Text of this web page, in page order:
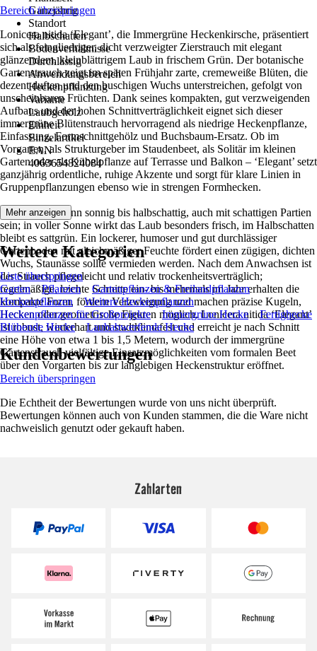
Ganzjährig
Standort
Halbschatten
Bodenverhältnisse
Durchlässig
Anwendungsbereich
Heckenpflanzung
Variante
Laubgehölz
Einheit
Einzelartikel
EAN
4063654824084
Bereich überspringen
Lonicera nitida ‘Elegant’, die Immergrüne Heckenkirsche, präsentiert
sich als feingliedriger, dicht verzweigter Zierstrauch mit elegant
glänzendem, kleinblättrigem Laub in frischem Grün. Der botanische
Gartenstrauch zeigt im späten Frühjahr zarte, cremeweiße Blüten, die
dezent duften und den buschigen Wuchs unterstreichen, gefolgt von
unscheinbaren Früchten. Dank seines kompakten, gut verzweigenden
Aufbaus und der hohen Schnittverträglichkeit eignet sich dieser
immergrüne Blütenstrauch hervorragend als niedrige Heckenpflanze,
Einfassung, Formschnittgehölz und Buchsbaum-Ersatz. Ob im
Vorgarten, als Strukturgeber im Staudenbeet, als Solitär im kleinen
Garten oder als Kübelpflanze auf Terrasse und Balkon – ‘Elegant’ setzt
ganzjährig ordentliche, ruhige Akzente und sorgt für klare Linien in
Gruppenpflanzungen ebenso wie in strengen Formhecken.
Der Standort kann sonnig bis halbschattig, auch mit schattigen Partien
sein; in voller Sonne wirkt das Laub besonders frisch, im Halbschatten
bleibt es sattgrün. Ein lockerer, humoser und gut durchlässiger
Gartenboden mit gleichmäßiger Feuchte fördert einen zügigen, dichten
Wuchs, Staunässe sollte vermieden werden. Nach dem Anwachsen ist
der Strauch pflegeleicht und relativ trockenheitsverträglich;
regelmäßige, leichte Schnitte ein- bis mehrmals im Jahr erhalten die
kompakte Form, fördern Verzweigung und machen präzise Kugeln,
Hecken oder geometrische Figuren möglich. Lonicera nitida ‘Elegant’
ist robust, winterhart und stadtklimafest und erreicht je nach Schnitt
eine Höhe von etwa 1 bis 1,5 Metern, wodurch der immergrüne
Gartenstrauch vielfältige Einsatzmöglichkeiten vom formalen Beet
über den Vorgarten bis zur langlebigen Heckenstruktur eröffnet.
Mehr anzeigen
Weitere Kategorien
Liste überspringen
Garten
Pflanzen
Gartenpflanzen & Freilandpflanzen
Heckenpflanzen
Weitere Heckenpflanzen
Heckenpflanzen für Großprojekte
Immergrüne Hecke
Fertighecke
Blühende Hecke
Laubabwerfende Hecke
Kundenbewertungen
Bereich überspringen
Die Echtheit der Bewertungen wurde von uns nicht überprüft.
Bewertungen können auch von Kunden stammen, die die Ware nicht
nachweislich genutzt oder gekauft haben.
Zahlarten